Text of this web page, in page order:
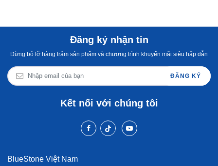
Đăng ký nhận tin
Đừng bỏ lỡ hàng trăm sản phẩm và chương trình khuyến mãi siêu hấp dẫn
ĐĂNG KÝ
Kết nối với chúng tôi
BlueStone Việt Nam